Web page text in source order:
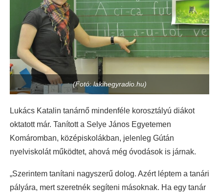
(Fotó: lakihegyradio.hu)
Lukács Katalin tanárnő mindenféle korosztályú diákot
oktatott már. Tanított a Selye János Egyetemen
Komáromban, középiskolákban, jelenleg Gútán
nyelviskolát működtet, ahová még óvodások is járnak.
„Szerintem tanítani nagyszerű dolog. Azért léptem a tanári
pályára, mert szeretnék segíteni másoknak. Ha egy tanár